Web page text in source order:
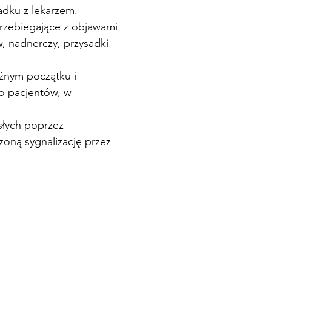
z lekarzem.
z objawami
nadnerczy, przysadki
początku i
pacjentów, w
poprzez
sygnalizację przez